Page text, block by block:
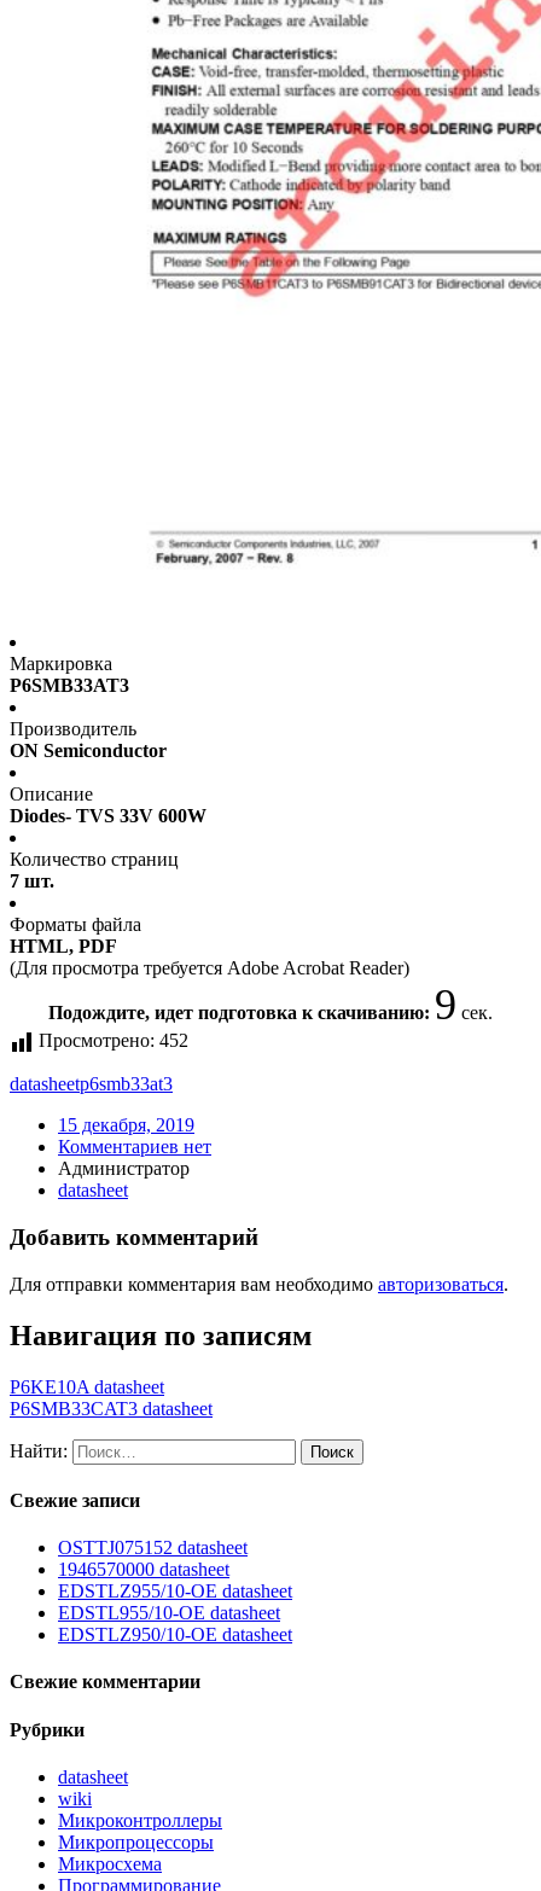
Маркировка
P6SMB33AT3
Производитель
ON Semiconductor
Описание
Diodes- TVS 33V 600W
Количество страниц
7 шт.
Форматы файла
HTML, PDF
(Для просмотра требуется Adobe Acrobat Reader)
Подождите, идет подготовка к скачиванию: 9 сек.
Просмотрено: 452
datasheetp6smb33at3
15 декабря, 2019
Комментариев нет
Администратор
datasheet
Добавить комментарий
Для отправки комментария вам необходимо авторизоваться.
Навигация по записям
P6KE10A datasheet
P6SMB33CAT3 datasheet
Найти:
Свежие записи
OSTTJ075152 datasheet
1946570000 datasheet
EDSTLZ955/10-OE datasheet
EDSTL955/10-OE datasheet
EDSTLZ950/10-OE datasheet
Свежие комментарии
Рубрики
datasheet
wiki
Микроконтроллеры
Микропроцессоры
Микросхема
Программирование